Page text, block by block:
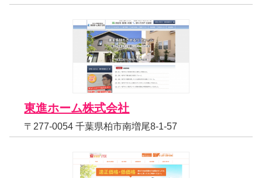
東進ホーム株式会社
〒277-0054 千葉県柏市南増尾8-1-57